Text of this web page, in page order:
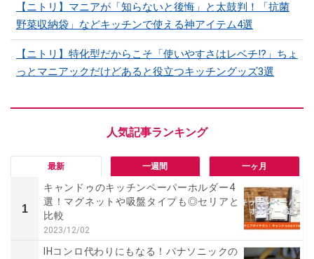
【ニトリ】マニアが「知らないと後悔」と太鼓判！「抗菌
野菜収納袋」などキッチンで使える神アイテム4選
【ニトリ】特化型だからこそ「使いやすさはレベチ!?」ちょ
っとマニアックだけどあると役立つキッチングッズ3選
最新 一週間 一ヶ月
1
キャンドゥのキッチンペーパーホルダー4
選！マグネットや吸盤タイプも◎セリアと
比較
2023/12/02
IHコンロ代わりにもなる！パナソニックの